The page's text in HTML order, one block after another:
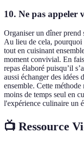
10. Ne pas appeler
Organiser un dîner prend
Au lieu de cela, pourquoi
tout en cuisinant
moment convivial. En
repas élaboré puisqu’il
aussi échanger des idées
ensemble. Cette
moins de temps seul en
l'expérience culinaire un
📺 Ressource